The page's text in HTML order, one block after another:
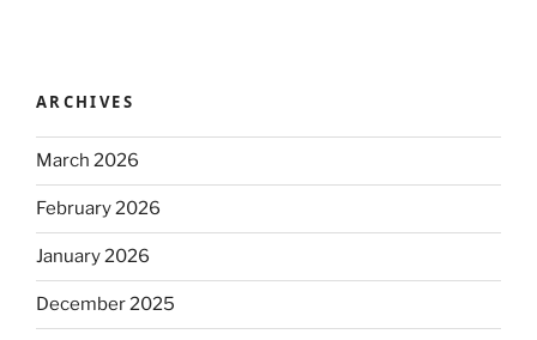
ARCHIVES
March 2026
February 2026
January 2026
December 2025